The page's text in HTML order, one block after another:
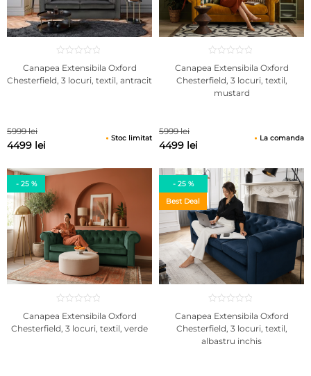
Canapea Extensibila Oxford
Chesterfield, 3 locuri, textil, antracit
5999 lei
4499 lei
Stoc limitat
Canapea Extensibila Oxford
Chesterfield, 3 locuri, textil,
mustard
5999 lei
4499 lei
La comanda
- 25 %
Canapea Extensibila Oxford
Chesterfield, 3 locuri, textil, verde
- 25 %
Best Deal
Canapea Extensibila Oxford
Chesterfield, 3 locuri, textil,
albastru inchis